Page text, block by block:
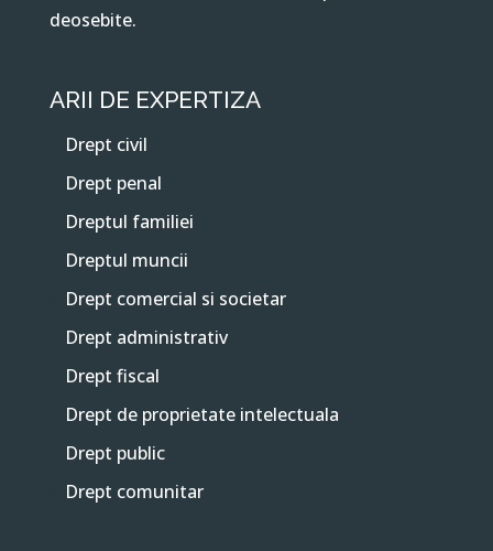
deosebite.
ARII DE EXPERTIZA
Drept civil
Drept penal
Dreptul familiei
Dreptul muncii
Drept comercial si societar
Drept administrativ
Drept fiscal
Drept de proprietate intelectuala
Drept public
Drept comunitar